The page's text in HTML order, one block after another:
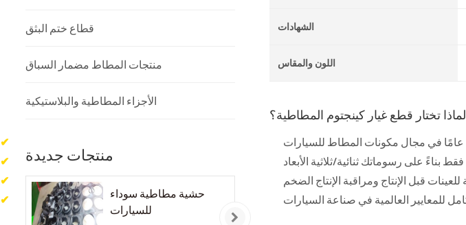
الشهادات
اللون والمقاس
لماذا تختار قطع غيار كينجتوم المطاطية؟
✔
✔
✔
✔
قطاع ختم البثق
منتجات المطاط مضمار السباق
الأجزاء المطاطية والبلاستيكية
منتجات جديدة
حشية مطاطية سوداء
للسيارات